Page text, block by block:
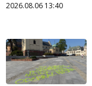
2026.08.06 13:40